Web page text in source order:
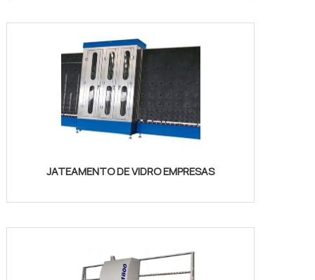
JATEAMENTO DE VIDRO EMPRESAS